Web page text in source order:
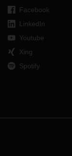
Facebook
LinkedIn
Youtube
Xing
Spotify